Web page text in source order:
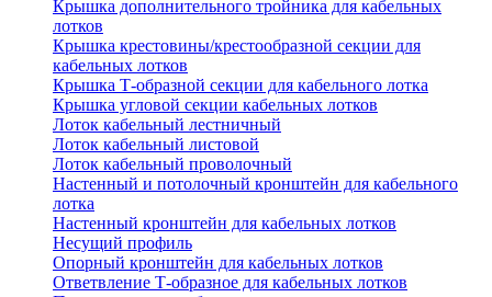
Крышка дополнительного тройника для кабельных
лотков
Крышка крестовины/крестообразной секции для
кабельных лотков
Крышка Т-образной секции для кабельного лотка
Крышка угловой секции кабельных лотков
Лоток кабельный лестничный
Лоток кабельный листовой
Лоток кабельный проволочный
Настенный и потолочный кронштейн для кабельного
лотка
Настенный кронштейн для кабельных лотков
Несущий профиль
Опорный кронштейн для кабельных лотков
Ответвление Т-образное для кабельных лотков